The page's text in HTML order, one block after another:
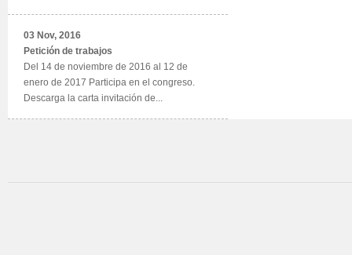
03 Nov, 2016
Petición de trabajos
Del 14 de noviembre de 2016 al 12 de
enero de 2017 Participa en el congreso.
Descarga la carta invitación de...